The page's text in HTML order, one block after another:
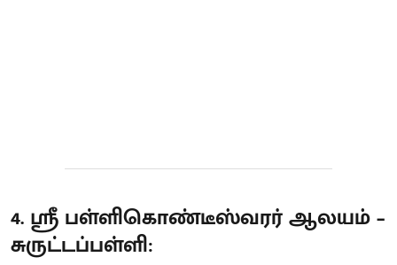
4. ஸ்ரீ பள்ளிகொண்டீஸ்வரர் ஆலயம் –
சுருட்டப்பள்ளி: